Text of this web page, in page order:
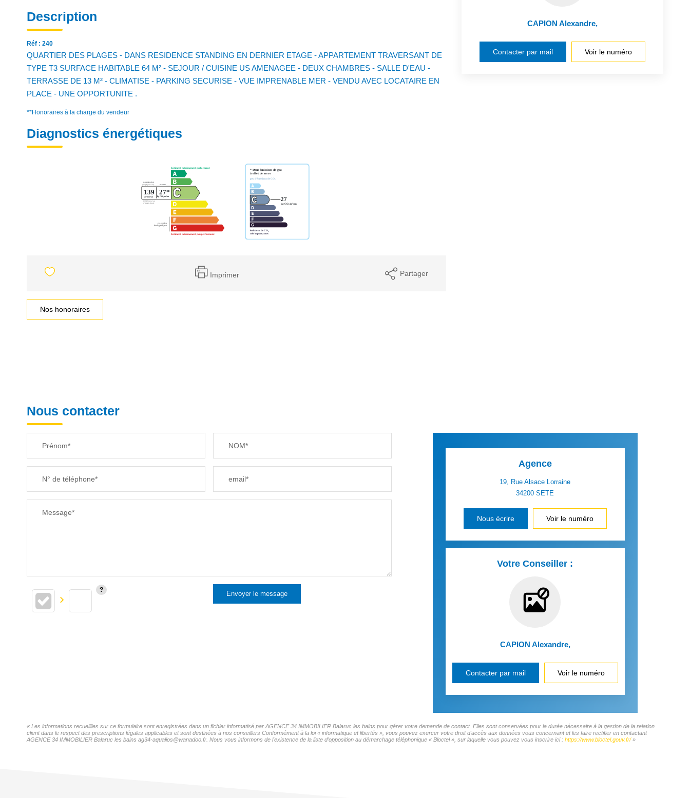
Description
Réf : 240
QUARTIER DES PLAGES - DANS RESIDENCE STANDING EN DERNIER ETAGE - APPARTEMENT TRAVERSANT DE
TYPE T3 SURFACE HABITABLE 64 M² - SEJOUR / CUISINE US AMENAGEE - DEUX CHAMBRES - SALLE D'EAU -
TERRASSE DE 13 M² - CLIMATISE - PARKING SECURISE - VUE IMPRENABLE MER - VENDU AVEC LOCATAIRE EN
PLACE - UNE OPPORTUNITE .
**Honoraires à la charge du vendeur
Diagnostics énergétiques
Imprimer Partager
Nos honoraires
CAPION Alexandre,
Contacter par mail Voir le numéro
Nous contacter
Prénom* NOM*
N° de téléphone* email*
Message*
Envoyer le message
Agence
19, Rue Alsace Lorraine
34200SETE
Nous écrire Voir le numéro
Votre Conseiller :
CAPION Alexandre,
Contacter par mail Voir le numéro
« Les informations recueillies sur ce formulaire sont enregistrées dans un fichier informatisé par AGENCE 34 IMMOBILIER Balaruc les bains pour gérer votre demande de contact. Elles sont conservées pour la durée nécessaire à la gestion de la relation
client dans le respect des prescriptions légales applicables et sont destinées à nos conseillers Conformément à la loi « informatique et libertés », vous pouvez exercer votre droit d'accès aux données vous concernant et les faire rectifier en contactant
AGENCE 34 IMMOBILIER Balaruc les bains ag34-aqualios@wanadoo.fr. Nous vous informons de l'existence de la liste d'opposition au démarchage téléphonique « Bloctel », sur laquelle vous pouvez vous inscrire ici : https://www.bloctel.gouv.fr/»